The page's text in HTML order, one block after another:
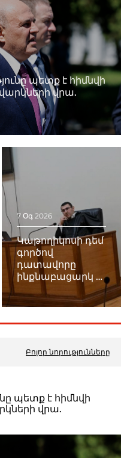
պետք է հիմնվի
վրա.
7 Օգ 2026
Կաթողիկոսի դեմ
գործով
դատավորը
ինքնաբացարկ է
հայտնել
Բոլոր նորությունները
պետք է հիմնվի
վրա.